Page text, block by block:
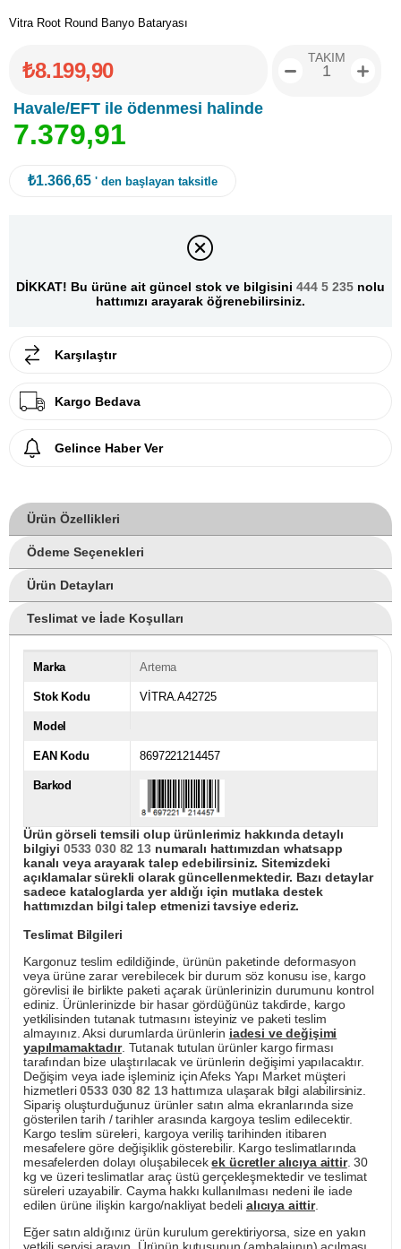
Vitra Root Round Banyo Bataryası
₺8.199,90
Havale/EFT ile ödenmesi halinde
7.379,91
TAKIM
₺1.366,65 ' den başlayan taksitle
DİKKAT! Bu ürüne ait güncel stok ve bilgisini 444 5 235 nolu
hattımızı arayarak öğrenebilirsiniz.
Karşılaştır
Kargo Bedava
Gelince Haber Ver
Ürün Özellikleri
Ödeme Seçenekleri
Ürün Detayları
Teslimat ve İade Koşulları
Marka Artema
Stok Kodu VİTRA.A42725
Model
EAN Kodu 8697221214457
Barkod
Ürün görseli temsili olup ürünlerimiz hakkında detaylı
bilgiyi 0533 030 82 13numaralı hattımızdan whatsapp
kanalı veya arayarak talep edebilirsiniz. Sitemizdeki
açıklamalar sürekli olarak güncellenmektedir. Bazı detaylar
sadece kataloglarda yer aldığı için mutlaka destek
hattımızdan bilgi talep etmenizi tavsiye ederiz.
Teslimat Bilgileri
Kargonuz teslim edildiğinde, ürünün paketinde deformasyon
veya ürüne zarar verebilecek bir durum söz konusu ise, kargo
görevlisi ile birlikte paketi açarak ürünlerinizin durumunu kontrol
ediniz. Ürünlerinizde bir hasar gördüğünüz takdirde, kargo
yetkilisinden tutanak tutmasını isteyiniz ve paketi teslim
almayınız. Aksi durumlarda ürünlerin iadesi ve değişimi
yapılmamaktadır. Tutanak tutulan ürünler kargo firması
tarafından bize ulaştırılacak ve ürünlerin değişimi yapılacaktır.
Değişim veya iade işleminiz için Afeks Yapı Market müşteri
hizmetleri0533 030 82 13hattımıza ulaşarak bilgi alabilirsiniz.
Sipariş oluşturduğunuz ürünler satın alma ekranlarında size
gösterilen tarih / tarihler arasında kargoya teslim edilecektir.
Kargo teslim süreleri, kargoya veriliş tarihinden itibaren
mesafelere göre değişiklik gösterebilir. Kargo teslimatlarında
mesafelerden dolayı oluşabilecekek ücretler alıcıya aittir. 30
kg ve üzeri teslimatlar araç üstü gerçekleşmektedir ve teslimat
süreleri uzayabilir. Cayma hakkı kullanılması nedeni ile iade
edilen ürüne ilişkin kargo/nakliyat bedeli alıcıya aittir.
Eğer satın aldığınız ürün kurulum gerektiriyorsa, size en yakın